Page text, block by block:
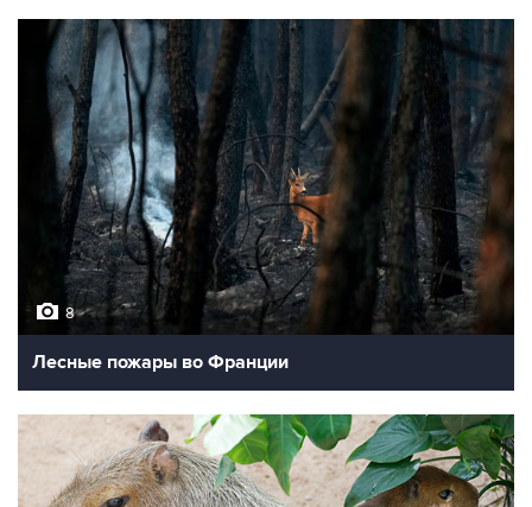
8
Лесные пожары во Франции